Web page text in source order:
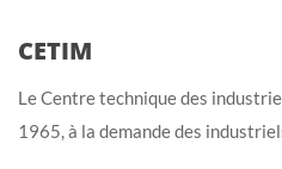
CETIM
Le Centre technique des
1965, à la demande des